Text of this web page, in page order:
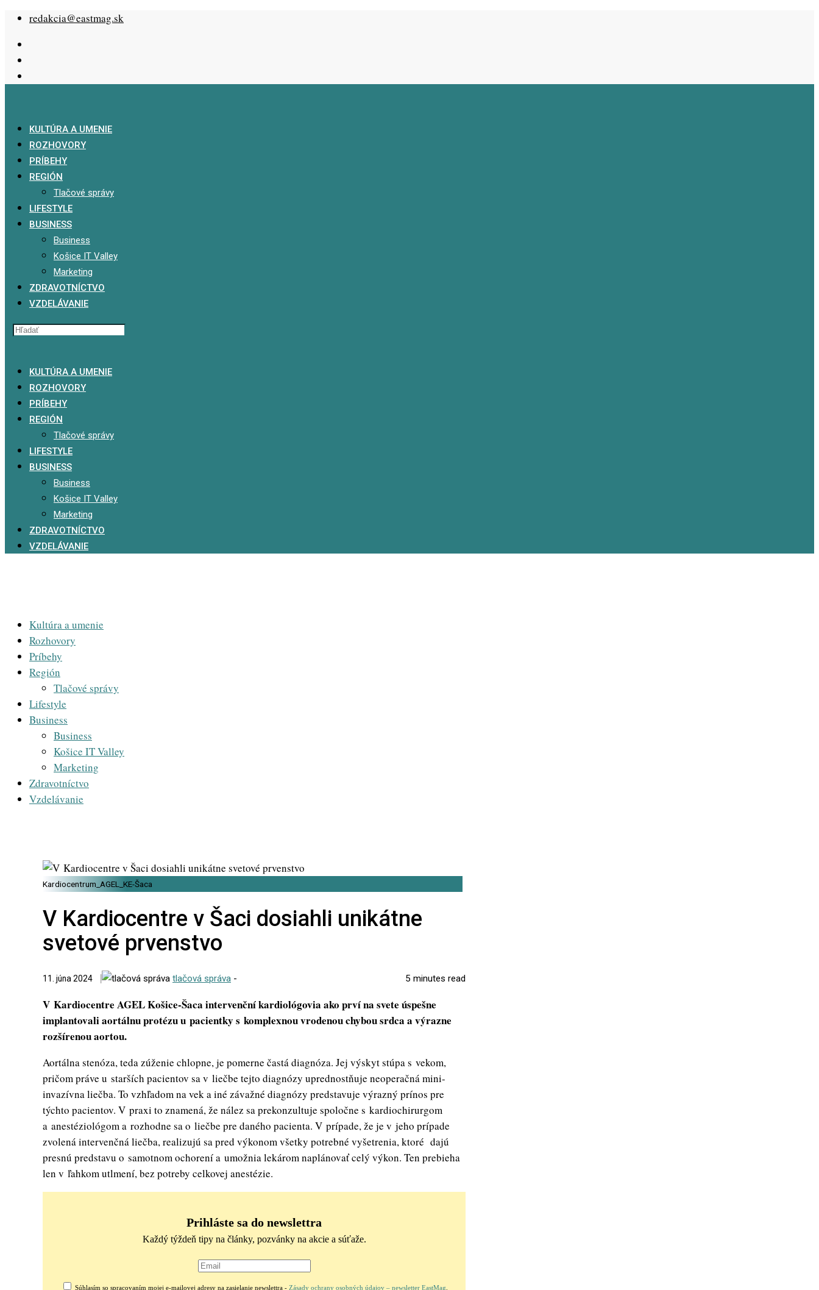
Skip
content
redakcia@eastmag.sk
KULTÚRA A UMENIE
ROZHOVORY
PRÍBEHY
REGIÓN
Tlačové správy
LIFESTYLE
BUSINESS
Business
Košice IT Valley
Marketing
ZDRAVOTNÍCTVO
VZDELÁVANIE
KULTÚRA A UMENIE
ROZHOVORY
PRÍBEHY
REGIÓN
Tlačové správy
LIFESTYLE
BUSINESS
Business
Košice IT Valley
Marketing
ZDRAVOTNÍCTVO
VZDELÁVANIE
Kultúra a umenie
Rozhovory
Príbehy
Región
Tlačové správy
Lifestyle
Business
Business
Košice IT Valley
Marketing
Zdravotníctvo
Vzdelávanie
Kardiocentrum_AGEL_KE-Šaca
V Kardiocentre v Šaci dosiahli unikátne
svetové prvenstvo
11. júna 2024 tlačová správa - 5 minutes read
V Kardiocentre AGEL Košice-Šaca intervenční kardiológovia ako prví na svete úspešne
implantovali aortálnu protézu u pacientky s komplexnou vrodenou chybou srdca a výrazne
rozšírenou aortou.
Aortálna stenóza, teda zúženie chlopne, je pomerne častá diagnóza. Jej výskyt stúpa s vekom,
pričom práve u starších pacientov sa v liečbe tejto diagnózy uprednostňuje neoperačná mini-
invazívna liečba. To vzhľadom na vek a iné závažné diagnózy predstavuje výrazný prínos pre
týchto pacientov. V praxi to znamená, že nález sa prekonzultuje spoločne s kardiochirurgom
a anestéziológom a rozhodne sa o liečbe pre daného pacienta. V prípade, že je v jeho prípade
zvolená intervenčná liečba, realizujú sa pred výkonom všetky potrebné vyšetrenia, ktoré dajú
presnú predstavu o samotnom ochorení a umožnia lekárom naplánovať celý výkon. Ten prebieha
len v ľahkom utlmení, bez potreby celkovej anestézie.
Prihláste sa do newslettra
Každý týždeň tipy na články, pozvánky na akcie a súťaže.
Súhlasím so spracovaním mojej e-mailovej adresy na zasielanie newslettra - Zásady ochrany osobných údajov – newsletter EastMag